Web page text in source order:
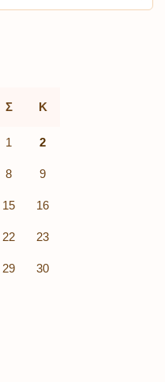
Σ Κ
1 2
8 9
15 16
22 23
29 30